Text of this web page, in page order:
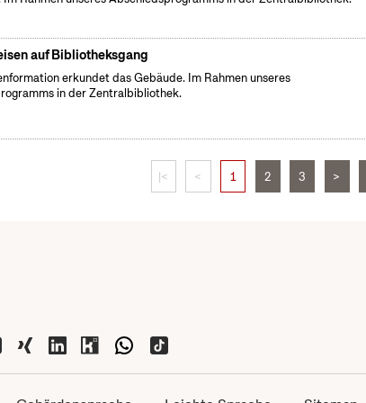
auf Bibliotheksgang
erkundet das Gebäude. Im Rahmen unseres
in der Zentralbibliothek.
|< < 1 2 3 >